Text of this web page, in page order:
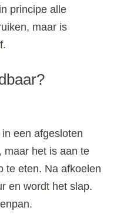
principe alle
maar is
een afgesloten
maar het is aan te
te eten. Na afkoelen
en wordt het slap.